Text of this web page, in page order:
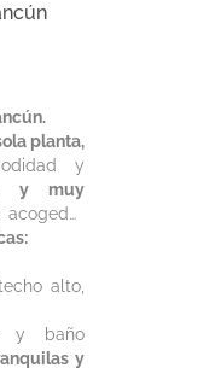
planta,
y
y muy
alto,
y baño
y